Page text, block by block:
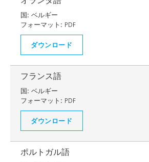
国: ベルギー
フォーマット: PDF
ダウンロード
フランス語
国: ベルギー
フォーマット: PDF
ダウンロード
ポルトガル語